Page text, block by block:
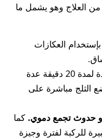
من العلاج وهو يشمل ما
العكازات
باردة لمدة 20 دقيقة عدة
الثلج مباشرة على
و حدوث تجمع دموي. كما
للركبة لفترة وجيزة